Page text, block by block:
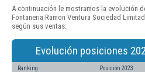
A continuación le mostramos la evolución
Fontaneria Ramon Ventura Sociedad
según sus ventas:
Evolución posiciones
Ranking Posición 2023